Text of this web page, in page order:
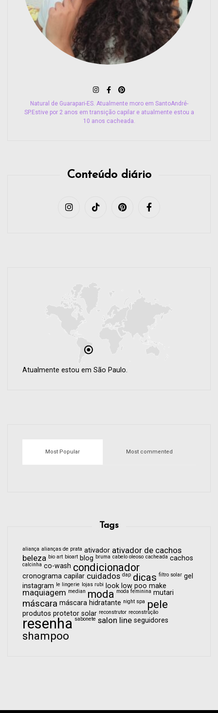
Natural de Guarapari-ES. Atualmente moro em SantoAndré-
SP.Estive por 2 anos em transição capilar e atualmente estou a
10 anos cacheada.
Conteúdo diário
Atualmente estou em São Paulo.
Most Popular Most commented
Tags
aliança alianças de prata ativador ativador de cachos
beleza bio art bioart blog bruma cabelo oleoso cacheada cachos
calcinha co-wash condicionador
cronograma capilar cuidados dap dicas filtro solar gel
instagram le lingerie lojas rubi look low poo make
maquiagem median moda moda feminina mutari
máscara máscara hidratante night spa pele
produtos protetor solar reconstrutor reconstrução
resenha sabonete salon line seguidores
shampoo